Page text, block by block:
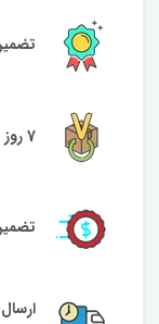
7 روز ضمانت بازگشت